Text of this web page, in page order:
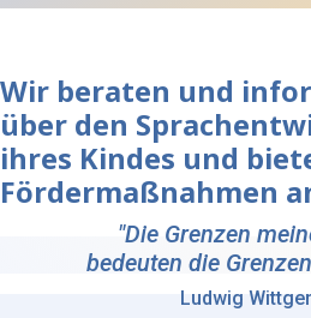
Wir beraten und
über den
ihres Kindes und
Fördermaßnahmen
"Die Grenzen
bedeuten die
Ludwig